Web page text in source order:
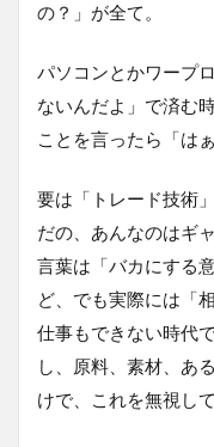
の？」が全て。
パソコンとかワープ
ないんだよ」で済む
ことを言ったら「は
要は「トレード技術
だの、あんなのはギ
言葉は「バカにする
ど、でも実際には「
仕事もできない時代
し、原料、素材、あ
けで、これを無視し